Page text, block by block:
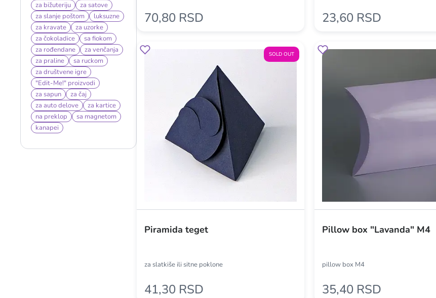
za bižuteriju
za satove
za slanje poštom
luksuzne
za kravate
za uzorke
za čokoladice
sa fiokom
za rođendane
za venčanja
za praline
sa ruckom
za društvene igre
"Edit-Me!" proizvodi
za sapun
za čaj
za auto delove
za kartice
na preklop
sa magnetom
kanapei
70,80 RSD 23,60 RSD
SOLD OUT
Piramida teget
za slatkiše ili sitne poklone
41,30 RSD
Pillow box "Lavanda" M4
pillow box M4
35,40 RSD